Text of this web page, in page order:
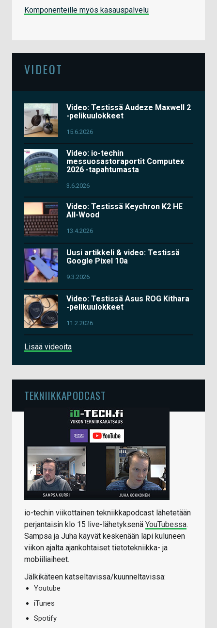
Komponenteille myös kasauspalvelu
VIDEOT
Video: Testissä Audeze Maxwell 2
-pelikuulokkeet
15.6.2026
Video: io-techin
messuosastoraportit Computex
2026 -tapahtumasta
3.6.2026
Video: Testissä Keychron K2 HE
All-Wood
13.4.2026
Uusi artikkeli & video: Testissä
Google Pixel 10a
9.3.2026
Video: Testissä Asus ROG Kithara
-pelikuulokkeet
11.2.2026
Lisää videoita
TEKNIIKKAPODCAST
io-techin viikottainen tekniikkapodcast lähetetään
perjantaisin klo 15 live-lähetyksenä YouTubessa.
Sampsa ja Juha käyvät keskenään läpi kuluneen
viikon ajalta ajankohtaiset tietotekniikka- ja
mobiiliaiheet.
Jälkikäteen katseltavissa/kuunneltavissa:
Youtube
iTunes
Spotify